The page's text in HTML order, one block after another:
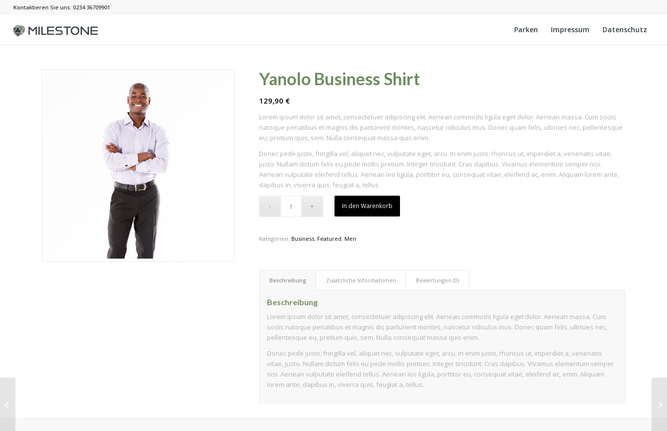
Kontaktieren Sie uns: 0234 36709901
Parken Impressum Datenschutz
Yanolo Business Shirt
129,90 €
Lorem ipsum dolor sit amet, consectetuer adipiscing elit. Aenean commodo ligula eget dolor. Aenean massa. Cum sociis
natoque penatibus et magnis dis parturient montes, nascetur ridiculus mus. Donec quam felis, ultricies nec, pellentesque
eu, pretium quis, sem. Nulla consequat massa quis enim.
Donec pede justo, fringilla vel, aliquet nec, vulputate eget, arcu. In enim justo, rhoncus ut, imperdiet a, venenatis vitae,
justo. Nullam dictum felis eu pede mollis pretium. Integer tincidunt. Cras dapibus. Vivamus elementum semper nisi.
Aenean vulputate eleifend tellus. Aenean leo ligula, porttitor eu, consequat vitae, eleifend ac, enim. Aliquam lorem ante,
dapibus in, viverra quis, feugiat a, tellus.
In den Warenkorb
Kategorien: Business, Featured, Men
Beschreibung Zusätzliche Informationen Bewertungen (0)
Beschreibung
Lorem ipsum dolor sit amet, consectetuer adipiscing elit. Aenean commodo ligula eget dolor. Aenean massa. Cum
sociis natoque penatibus et magnis dis parturient montes, nascetur ridiculus mus. Donec quam felis, ultricies nec,
pellentesque eu, pretium quis, sem. Nulla consequat massa quis enim.
Donec pede justo, fringilla vel, aliquet nec, vulputate eget, arcu. In enim justo, rhoncus ut, imperdiet a, venenatis
vitae, justo. Nullam dictum felis eu pede mollis pretium. Integer tincidunt. Cras dapibus. Vivamus elementum semper
nisi. Aenean vulputate eleifend tellus. Aenean leo ligula, porttitor eu, consequat vitae, eleifend ac, enim. Aliquam
lorem ante, dapibus in, viverra quis, feugiat a, tellus.